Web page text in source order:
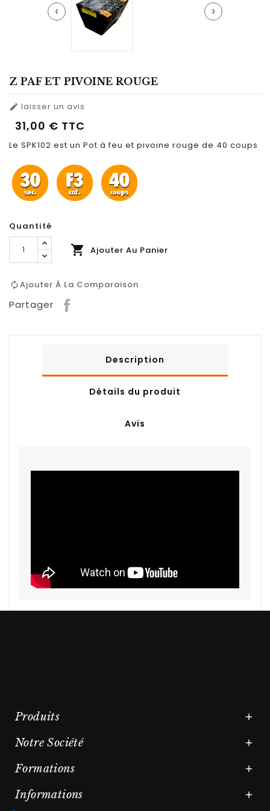
‹ ›
Z PAF ET PIVOINE ROUGE
 laisser un avis
31,00 € TTC
Le SPK102 est un Pot à feu et pivoine rouge de 40 coups
Quantité
 Ajouter Au Panier
Ajouter À La Comparaison
Partager
Description
Détails du produit
Avis
Produits 
Notre Société 
Formations 
Informations 